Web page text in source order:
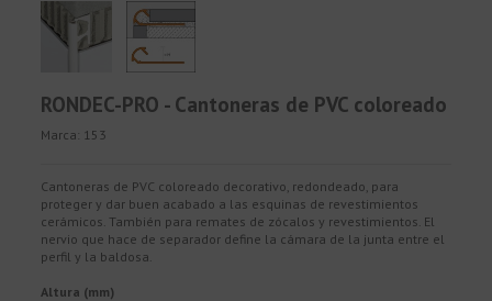
RONDEC-PRO - Cantoneras de PVC coloreado
Marca: 153
Cantoneras de PVC coloreado decorativo, redondeado, para
proteger y dar buen acabado a las esquinas de revestimientos
cerámicos. También para remates de zócalos y revestimientos. El
nervio que hace de separador define la cámara de la junta entre el
perfil y la baldosa.
Altura (mm)